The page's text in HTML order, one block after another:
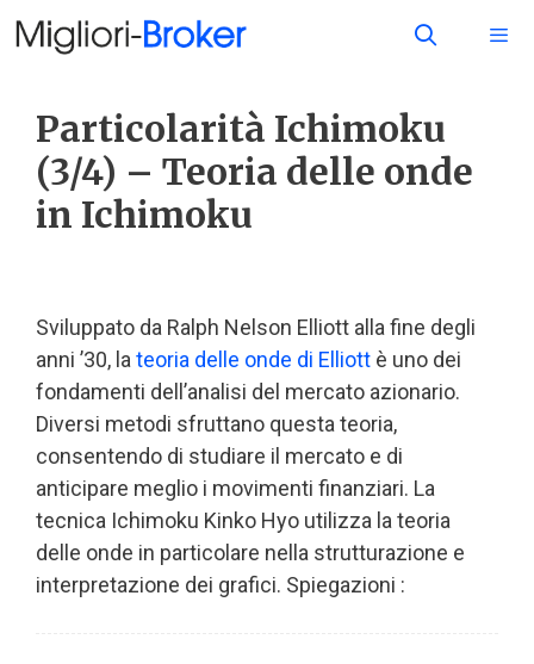
Particolarità Ichimoku
(3/4) – Teoria delle onde
in Ichimoku
Sviluppato da Ralph Nelson Elliott alla fine degli
anni ’30, la teoria delle onde di Elliott è uno dei
fondamenti dell’analisi del mercato azionario.
Diversi metodi sfruttano questa teoria,
consentendo di studiare il mercato e di
anticipare meglio i movimenti finanziari. La
tecnica Ichimoku Kinko Hyo utilizza la teoria
delle onde in particolare nella strutturazione e
interpretazione dei grafici. Spiegazioni :